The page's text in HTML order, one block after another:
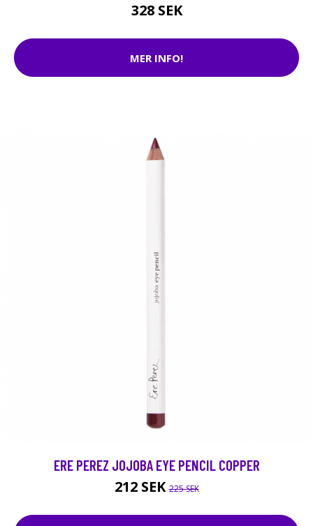
328 SEK
MER INFO!
ERE PEREZ JOJOBA EYE PENCIL COPPER
212 SEK225 SEK